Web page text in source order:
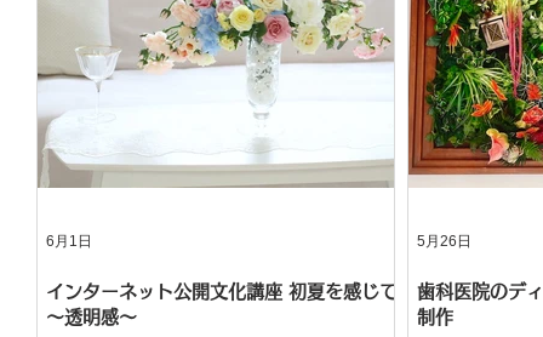
インターネット公開文化講座 初夏を感じて
～透明感～
6月1日
歯科医院のデ
制作
5月26日